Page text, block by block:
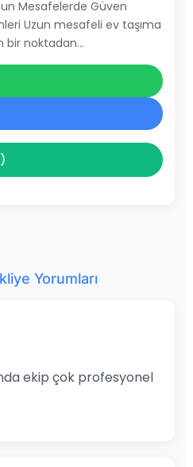
Mesafelerde Güven
Uzun mesafeli ev taşıma
bir noktadan…
Yorumları
ekip çok profesyonel